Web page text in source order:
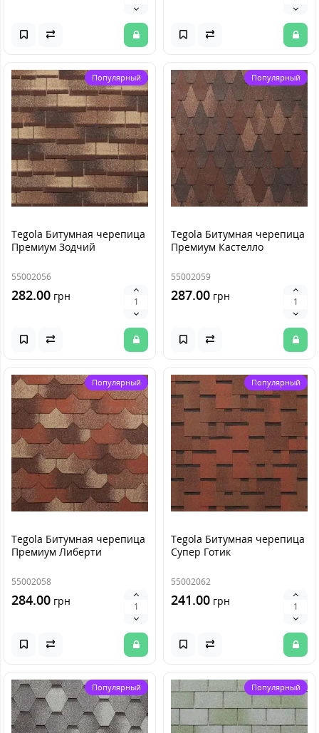
Популярный
Tegola Битумная черепица
Премиум Зодчий
55002056
282.00 грн
Популярный
Tegola Битумная черепица
Премиум Кастелло
55002059
287.00 грн
Популярный
Tegola Битумная черепица
Премиум Либерти
55002058
284.00 грн
Популярный
Tegola Битумная черепица
Супер Готик
55002062
241.00 грн
Популярный Популярный